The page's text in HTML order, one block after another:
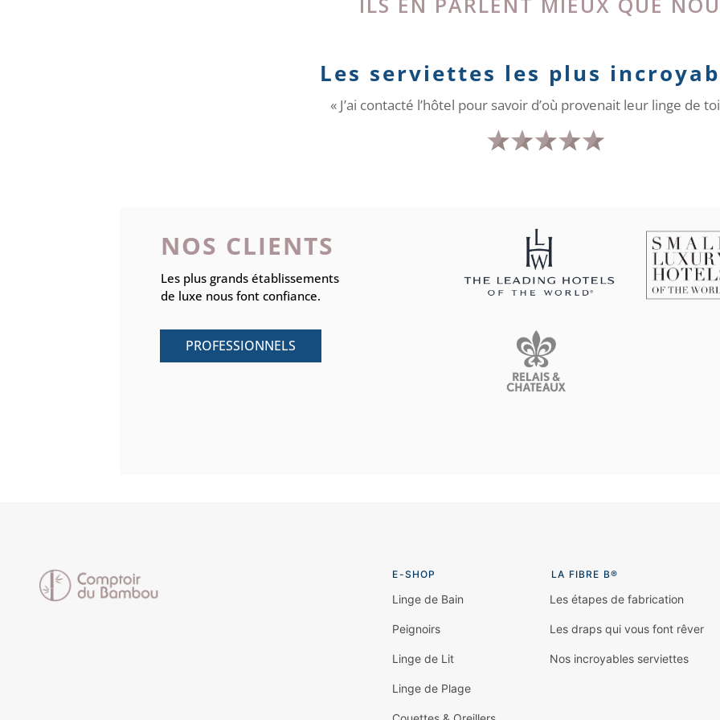
NOS CLIENTS
Les plus grands établissements
de luxe nous font confiance.
PROFESSIONNELS
E-SHOP
Linge de Bain
Peignoirs
Linge de Lit
Linge de Plage
LA FIBRE B®
Les étapes de fabrication
Les draps qui vous font rêver
Nos incroyables serviettes